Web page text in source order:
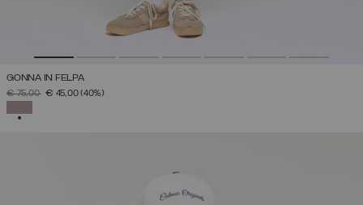
GONNA IN FELPA
PREZZO RIDOTTO DA
€ 75,00A€ 45,00(40%)